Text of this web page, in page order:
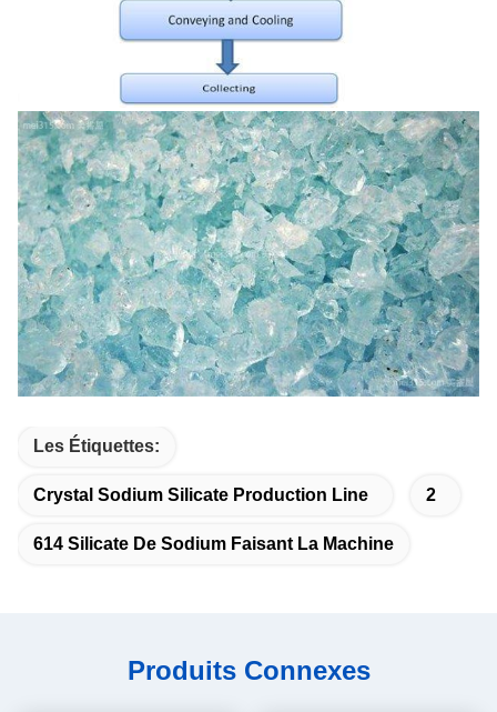
Les Étiquettes:
Crystal Sodium Silicate Production Line 2
614 Silicate De Sodium Faisant La Machine
Produits Connexes